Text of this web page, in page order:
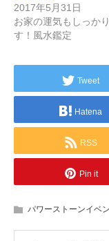
2017年5月31日
お家の運気もしっか
す！風水鑑定
Tweet
Hatena
RSS
Pin it
パワーストーンイベ